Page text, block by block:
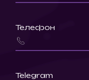
Телефон
Telegram